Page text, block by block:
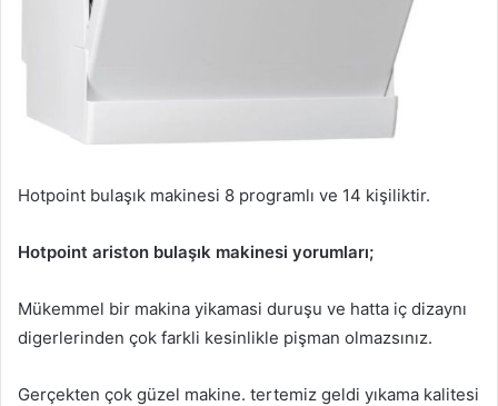
Hotpoint bulaşık makinesi 8 programlı ve 14 kişiliktir.
Hotpoint ariston bulaşık makinesi yorumları;
Mükemmel bir makina yikamasi duruşu ve hatta iç dizaynı
digerlerinden çok farkli kesinlikle pişman olmazsınız.
Gerçekten çok güzel makine. tertemiz geldi yıkama kalitesi